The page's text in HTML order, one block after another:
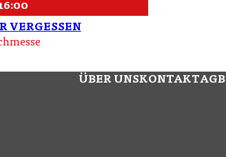
VERGESSEN
ÜBER UNSKONTAKTAGB